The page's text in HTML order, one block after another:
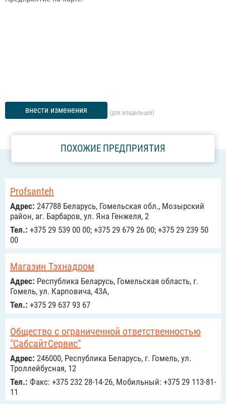
внести изменения (для владельцев)
ПОХОЖИЕ ПРЕДПРИЯТИЯ
Profsanteh
Адрес: 247788 Беларусь, Гомельская обл., Мозырский
район, аг. Барбаров, ул. Яна Генжеля, 2
Тел.: +375 29 539 00 00; +375 29 679 26 00; +375 29 239 50
00
Магазин Тэхнадром
Адрес: Республика Беларусь, Гомельская область, г.
Гомель, ул. Карповича, 43А,
Тел.: +375 29 637 93 67
Общество с ограниченной ответственностью
"СабсайтСервис"
Адрес: 246000, Республика Беларусь, г. Гомель, ул.
Троллейбусная, 12
Тел.: Факс: +375 232 28-14-26, Мобильный: +375 29 113-81-
11